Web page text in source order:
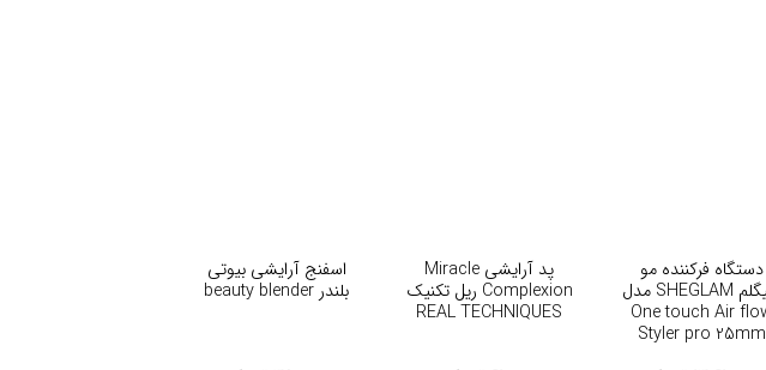
دستگاه فرکننده مو
شیگلم SHEGLAM مدل
One touch Air
Styler pro 25mm
پد آرایشی Miracle
Complexion ریل تکنیک
REAL TECHNIQUES
اسفنج آرایشی بیوتی
بلندر beauty blender